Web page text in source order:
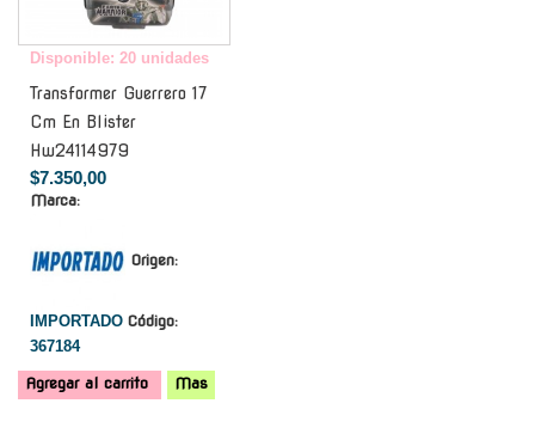
Disponible: 20 unidades
Transformer Guerrero 17
Cm En Blister
Hw24114979
$7.350,00
Marca:
Origen:
IMPORTADO Código:
367184
Agregar al carrito Mas